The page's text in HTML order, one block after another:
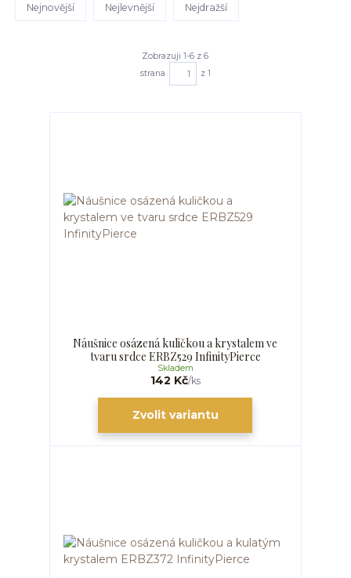
Nejnovější Nejlevnější Nejdražší
Zobrazuji 1-6 z 6
strana
z 1
Náušnice osázená kuličkou a krystalem ve
tvaru srdce ERBZ529 InfinityPierce
142 Kč/ks
Skladem
Zvolit variantu